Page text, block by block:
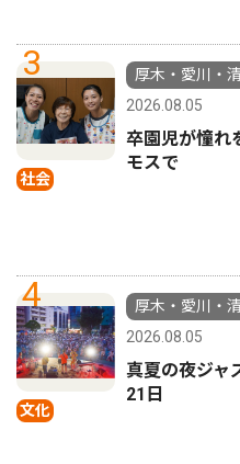
3
社会
厚木・愛川・清
2026.08.05
卒園児が憧
モスで
4
文化
厚木・愛川・清
2026.08.05
真夏の夜ジャ
21日